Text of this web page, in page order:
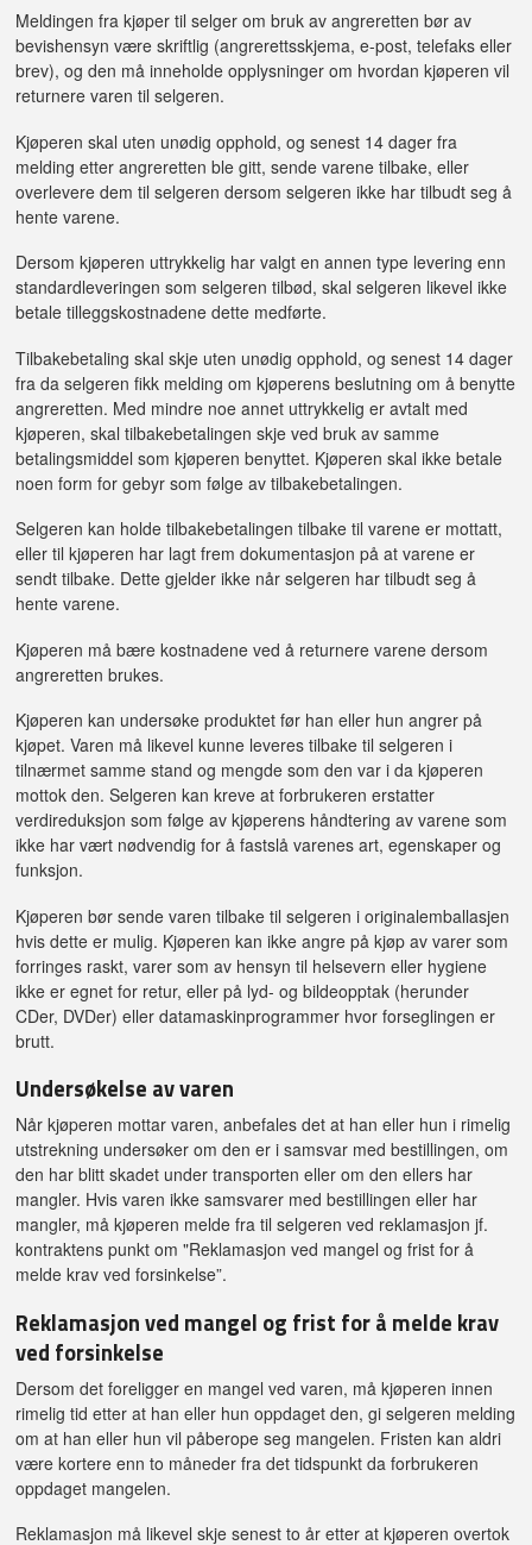
Meldingen fra kjøper til selger om bruk av angreretten bør av
bevishensyn være skriftlig (angrerettsskjema, e-post, telefaks eller
brev), og den må inneholde opplysninger om hvordan kjøperen vil
returnere varen til selgeren.
Kjøperen skal uten unødig opphold, og senest 14 dager fra
melding etter angreretten ble gitt, sende varene tilbake, eller
overlevere dem til selgeren dersom selgeren ikke har tilbudt seg å
hente varene.
Dersom kjøperen uttrykkelig har valgt en annen type levering enn
standardleveringen som selgeren tilbød, skal selgeren likevel ikke
betale tilleggskostnadene dette medførte.
Tilbakebetaling skal skje uten unødig opphold, og senest 14 dager
fra da selgeren fikk melding om kjøperens beslutning om å benytte
angreretten. Med mindre noe annet uttrykkelig er avtalt med
kjøperen, skal tilbakebetalingen skje ved bruk av samme
betalingsmiddel som kjøperen benyttet. Kjøperen skal ikke betale
noen form for gebyr som følge av tilbakebetalingen.
Selgeren kan holde tilbakebetalingen tilbake til varene er mottatt,
eller til kjøperen har lagt frem dokumentasjon på at varene er
sendt tilbake. Dette gjelder ikke når selgeren har tilbudt seg å
hente varene.
Kjøperen må bære kostnadene ved å returnere varene dersom
angreretten brukes.
Kjøperen kan undersøke produktet før han eller hun angrer på
kjøpet. Varen må likevel kunne leveres tilbake til selgeren i
tilnærmet samme stand og mengde som den var i da kjøperen
mottok den. Selgeren kan kreve at forbrukeren erstatter
verdireduksjon som følge av kjøperens håndtering av varene som
ikke har vært nødvendig for å fastslå varenes art, egenskaper og
funksjon.
Kjøperen bør sende varen tilbake til selgeren i originalemballasjen
hvis dette er mulig. Kjøperen kan ikke angre på kjøp av varer som
forringes raskt, varer som av hensyn til helsevern eller hygiene
ikke er egnet for retur, eller på lyd- og bildeopptak (herunder
CDer, DVDer) eller datamaskinprogrammer hvor forseglingen er
brutt.
Undersøkelse av varen
Når kjøperen mottar varen, anbefales det at han eller hun i rimelig
utstrekning undersøker om den er i samsvar med bestillingen, om
den har blitt skadet under transporten eller om den ellers har
mangler. Hvis varen ikke samsvarer med bestillingen eller har
mangler, må kjøperen melde fra til selgeren ved reklamasjon jf.
kontraktens punkt om "Reklamasjon ved mangel og frist for å
melde krav ved forsinkelse”.
Reklamasjon ved mangel og frist for å melde krav
ved forsinkelse
Dersom det foreligger en mangel ved varen, må kjøperen innen
rimelig tid etter at han eller hun oppdaget den, gi selgeren melding
om at han eller hun vil påberope seg mangelen. Fristen kan aldri
være kortere enn to måneder fra det tidspunkt da forbrukeren
oppdaget mangelen.
Reklamasjon må likevel skje senest to år etter at kjøperen overtok